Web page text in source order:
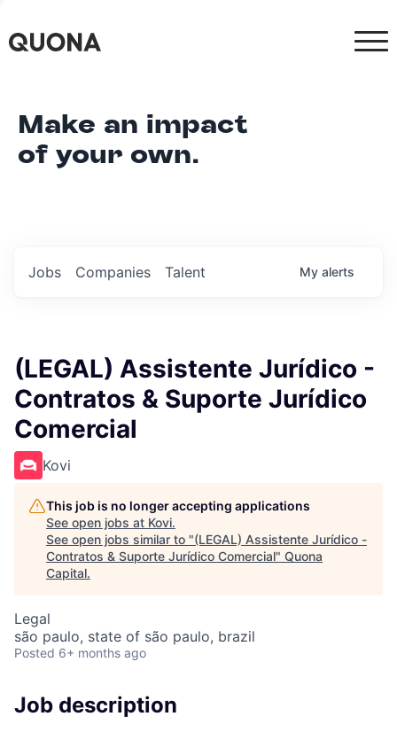
Make an impact
of your own.
Jobs Companies Talent My alerts
(LEGAL) Assistente Jurídico -
Contratos & Suporte Jurídico
Comercial
Kovi
This job is no longer accepting applications
See open jobs at Kovi.
See open jobs similar to "(LEGAL) Assistente Jurídico -
Contratos & Suporte Jurídico Comercial" Quona
Capital.
Legal
são paulo, state of são paulo, brazil
Posted 6+ months ago
Job description